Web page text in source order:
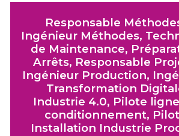
Responsable
Ingénieur Méthodes,
de Maintenance,
Arrêts, Responsable
Ingénieur Production,
Transformation
Industrie 4.0, Pilote
conditionnement,
Installation Industrie